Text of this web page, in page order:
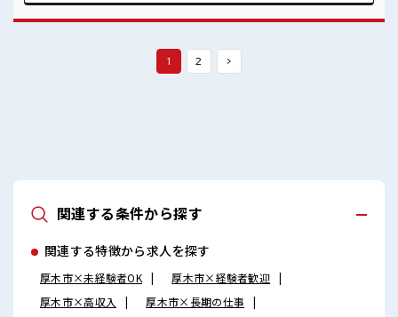
1 2 >
関連する条件から探す
関連する特徴から求人を探す
厚木市×未経験者OK
厚木市×経験者歓迎
厚木市×高収入
厚木市×長期の仕事